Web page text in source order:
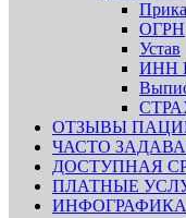
ОГРН
Устав
ИНН
ОТЗЫВЫ
ЧАСТО
ДОСТУПНАЯ
ПЛАТНЫЕ
ИНФОГРАФИКА